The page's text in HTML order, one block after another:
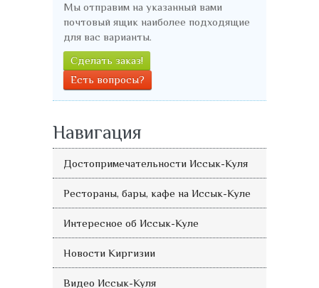
Мы отправим на указанный вами
почтовый ящик наиболее подходящие
для вас варианты.
Сделать заказ!
Есть вопросы?
Навигация
Достопримечательности Иссык-Куля
Рестораны, бары, кафе на Иссык-Куле
Интересное об Иссык-Куле
Новости Киргизии
Видео Иссык-Куля